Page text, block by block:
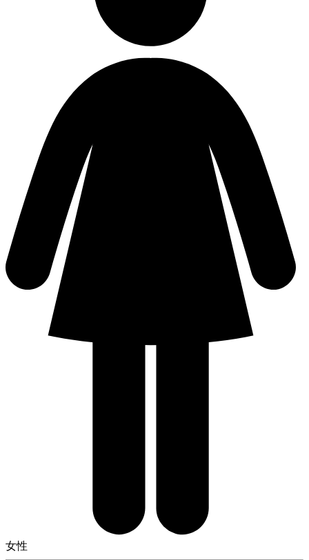
女性